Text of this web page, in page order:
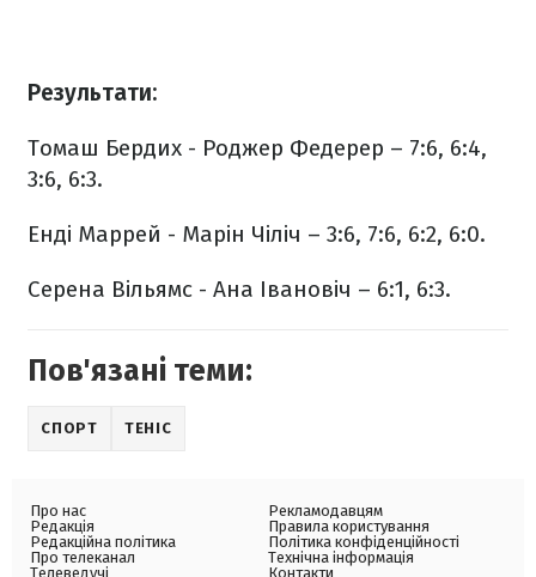
Результати:
Томаш Бердих - Роджер Федерер – 7:6, 6:4,
3:6, 6:3.
Енді Маррей - Марін Чіліч – 3:6, 7:6, 6:2, 6:0.
Серена Вільямс - Ана Івановіч – 6:1, 6:3.
Пов'язані теми:
СПОРТ ТЕНІС
Про нас
Редакція
Редакційна політика
Про телеканал
Телеведучі
Рекламодавцям
Правила користування
Політика конфіденційності
Технічна інформація
Контакти